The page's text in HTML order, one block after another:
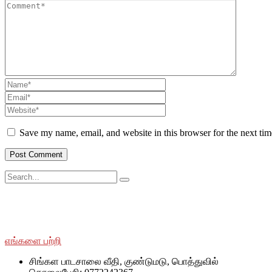
Save my name, email, and website in this browser for the next
எங்களை பற்றி
சிங்கள பாடசாலை வீதி, குண்டுமடு, பொத்துவில்